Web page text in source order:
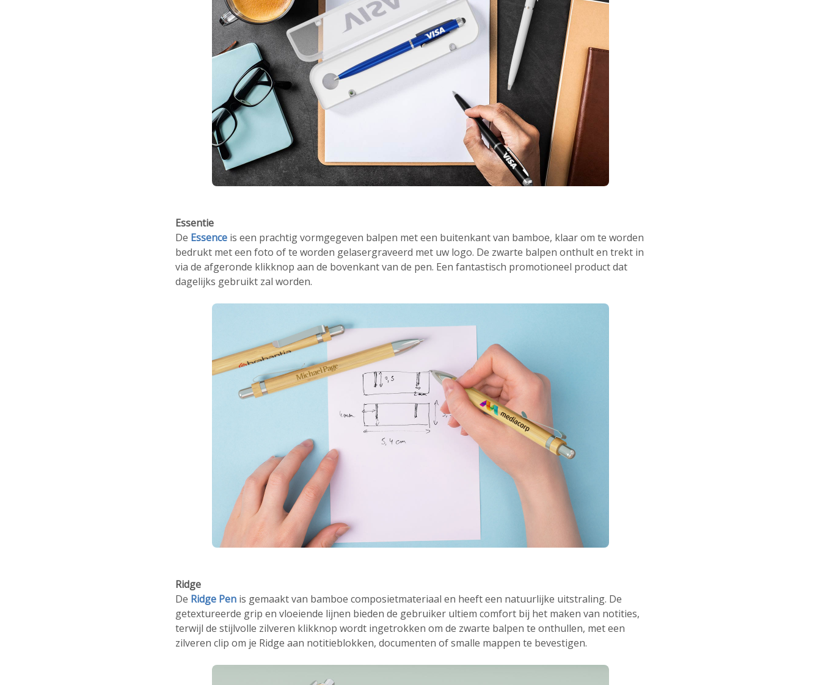
Essentie
De Essence is een prachtig vormgegeven balpen met een buitenkant van bamboe, klaar om te worden
bedrukt met een foto of te worden gelasergraveerd met uw logo. De zwarte balpen onthult en trekt in
via de afgeronde klikknop aan de bovenkant van de pen. Een fantastisch promotioneel product dat
dagelijks gebruikt zal worden.
Ridge
De Ridge Pen is gemaakt van bamboe composietmateriaal en heeft een natuurlijke uitstraling. De
getextureerde grip en vloeiende lijnen bieden de gebruiker ultiem comfort bij het maken van notities,
terwijl de stijlvolle zilveren klikknop wordt ingetrokken om de zwarte balpen te onthullen, met een
zilveren clip om je Ridge aan notitieblokken, documenten of smalle mappen te bevestigen.